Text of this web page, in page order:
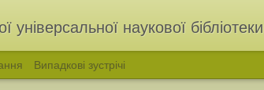
універсальної наукової бібліотеки
Випадкові зустрічі